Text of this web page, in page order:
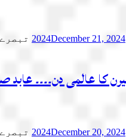
December 21, 2024
December 20, 2024